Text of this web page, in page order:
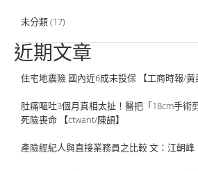
未分類(17)
近期文章
住宅地震險 國內近6成未投保 【工商時報/黃
肚痛嘔吐3個月真相太扯！醫把「18cm手
死險喪命 【ctwant/陳頡】
產險經紀人與直接業務員之比較 文：江朝峰